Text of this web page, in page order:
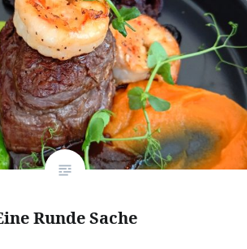
Runde Sache